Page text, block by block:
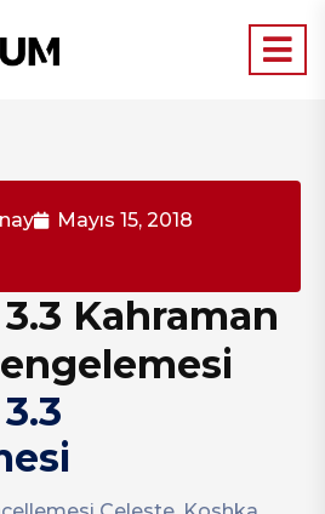
Mayıs 15, 2018
Kahraman